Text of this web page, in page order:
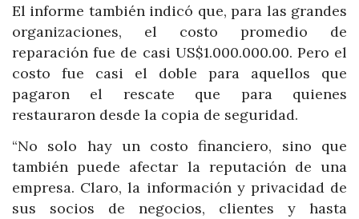
El informe también indicó que, para las grandes
organizaciones, el costo promedio de
reparación fue de casi US$1.000.000.00. Pero el
costo fue casi el doble para aquellos que
pagaron el rescate que para quienes
restauraron desde la copia de seguridad.
“No solo hay un costo financiero, sino que
también puede afectar la reputación de una
empresa. Claro, la información y privacidad de
sus socios de negocios, clientes y hasta